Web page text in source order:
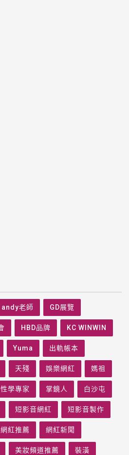
andy老師 GD展覽
HBD品牌 KC WINWIN
Yuma 出軌帳本
天殘 娛樂網紅 媽祖
性學專家 掌鏡人 白沙屯
短影音網紅 短影音製作
網紅推薦 網紅新聞
美妝頻道推薦 裝潢